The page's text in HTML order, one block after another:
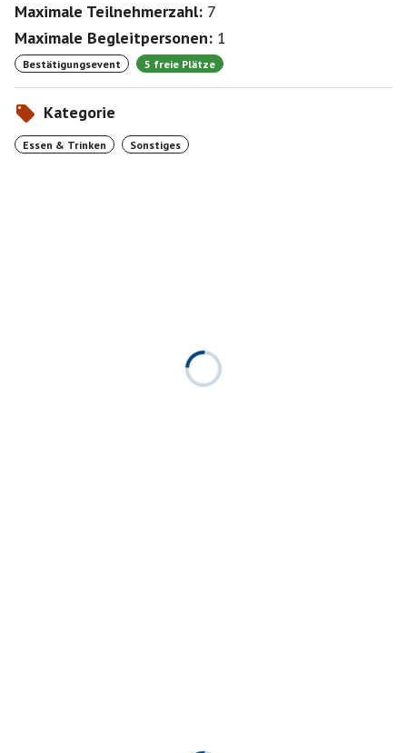
Maximale Teilnehmerzahl: 7
Maximale Begleitpersonen: 1
Bestätigungsevent 5 freie Plätze
Kategorie
Essen & Trinken Sonstiges